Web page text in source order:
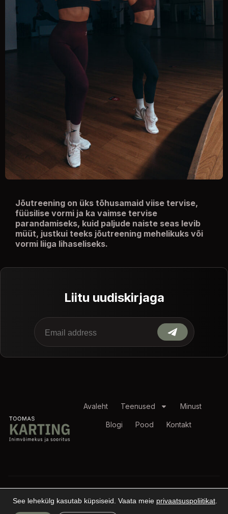
Jõutreening on üks tõhusamaid viise tervise,
füüsilise vormi ja ka vaimse tervise
parandamiseks, kuid paljude naiste seas levib
müüt, justkui teeks jõutreening mehelikuks või
vormi liiga lihaseliseks.
Liitu uudiskirjaga
Avaleht Teenused Minust
Blogi Pood Kontakt
kaitstud
Privaatsuspoliitika
Müügitingimused
See lehekülg kasutab küpsiseid. Vaata meie privaatsuspoliitikat